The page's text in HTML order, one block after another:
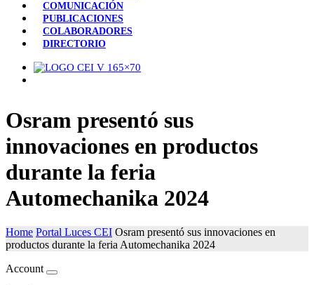
COMUNICACIÓN
PUBLICACIONES
COLABORADORES
DIRECTORIO
Osram presentó sus
innovaciones en productos
durante la feria
Automechanika 2024
Home Portal Luces CEI Osram presentó sus innovaciones en
productos durante la feria Automechanika 2024
Account